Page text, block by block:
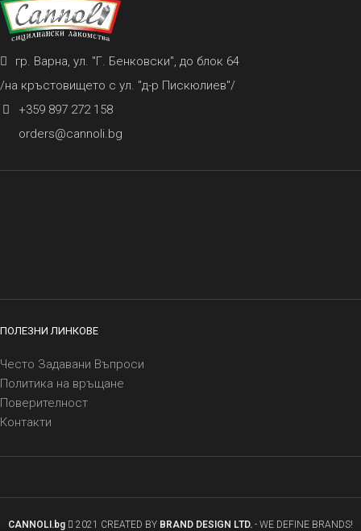
гр. Варна, ул. "Г. Бенковски", до блок 64
/на кръстовището с ул. "д-р Пискюлиев"/
+359 897 272 158
orders@cannoli.bg
ПОЛЕЗНИ ЛИНКОВЕ
Често Задавани Въпроси
Политика на връщане
Поверителност
Контакти
CANNOLI.bg 2021 CREATED BY BRAND DESIGN LTD. - WE DEFINE BRANDS!